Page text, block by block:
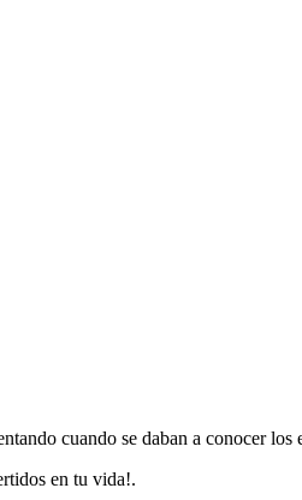
cuando se daban a conocer los
en tu vida!.